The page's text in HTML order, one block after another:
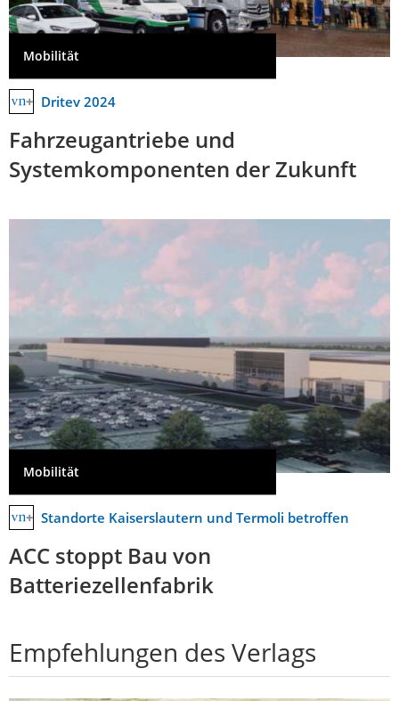
Mobilität
Dritev 2024
Fahrzeugantriebe und
Systemkomponenten der Zukunft
Mobilität
Standorte Kaiserslautern und Termoli betroffen
ACC stoppt Bau von
Batteriezellenfabrik
Empfehlungen des Verlags